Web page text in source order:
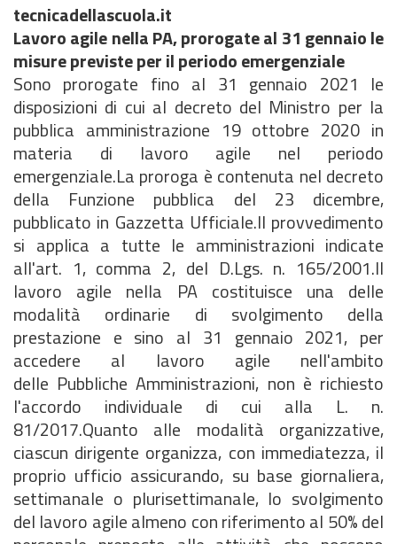
tecnicadellascuola.it
Lavoro agile nella PA, prorogate al 31 gennaio le
misure previste per il periodo emergenziale
Sono prorogate fino al 31 gennaio 2021 le
disposizioni di cui al decreto del Ministro per la
pubblica amministrazione 19 ottobre 2020 in
materia di lavoro agile nel periodo
emergenziale.La proroga è contenuta nel decreto
della Funzione pubblica del 23 dicembre,
pubblicato in Gazzetta Ufficiale.Il provvedimento
si applica a tutte le amministrazioni indicate
all'art. 1, comma 2, del D.Lgs. n. 165/2001.Il
lavoro agile nella PA costituisce una delle
modalità ordinarie di svolgimento della
prestazione e sino al 31 gennaio 2021, per
accedere al lavoro agile nell'ambito
delle Pubbliche Amministrazioni, non è richiesto
l'accordo individuale di cui alla L. n.
81/2017.Quanto alle modalità organizzative,
ciascun dirigente organizza, con immediatezza, il
proprio ufficio assicurando, su base giornaliera,
settimanale o plurisettimanale, lo svolgimento
del lavoro agile almeno con riferimento al 50% del